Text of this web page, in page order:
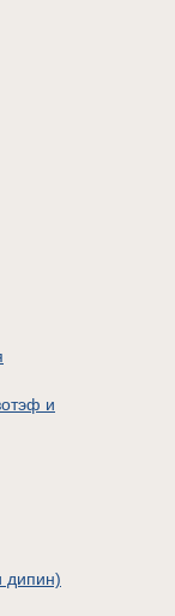
и
дипин)